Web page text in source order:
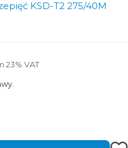
KSD-T2 275/40M
23% VAT
23% VAT